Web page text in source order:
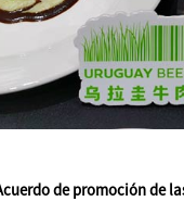
de promoción de